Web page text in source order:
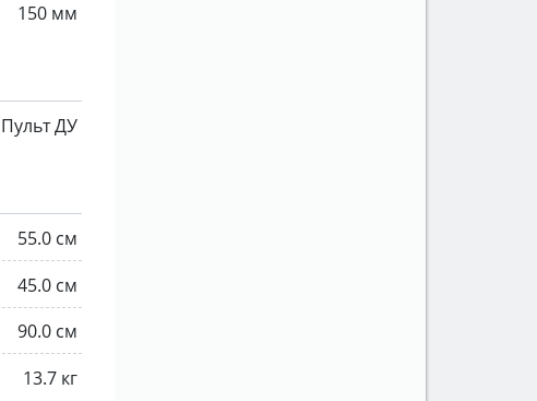
150 мм
Пульт ДУ
55.0 см
45.0 см
90.0 см
13.7 кг